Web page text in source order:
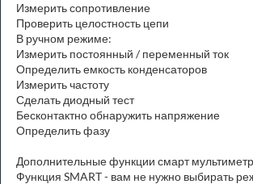
Измерить сопротивление
Проверить целостность цепи
В ручном режиме:
Измерить постоянный / переменный ток
Определить емкость конденсаторов
Измерить частоту
Сделать диодный тест
Бесконтактно обнаружить напряжение
Определить фазу
Дополнительные функции смарт
Функция SMART - вам не нужно выбирать